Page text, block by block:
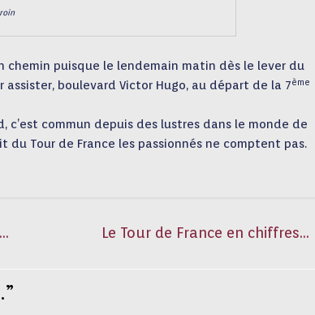
chemin puisque le lendemain matin dès le lever du
boulevard Victor Hugo, au départ de la 7ème
c’est commun depuis des lustres dans le monde de
du Tour de France les passionnés ne comptent pas.
Le Tour de France en chiffres…
”